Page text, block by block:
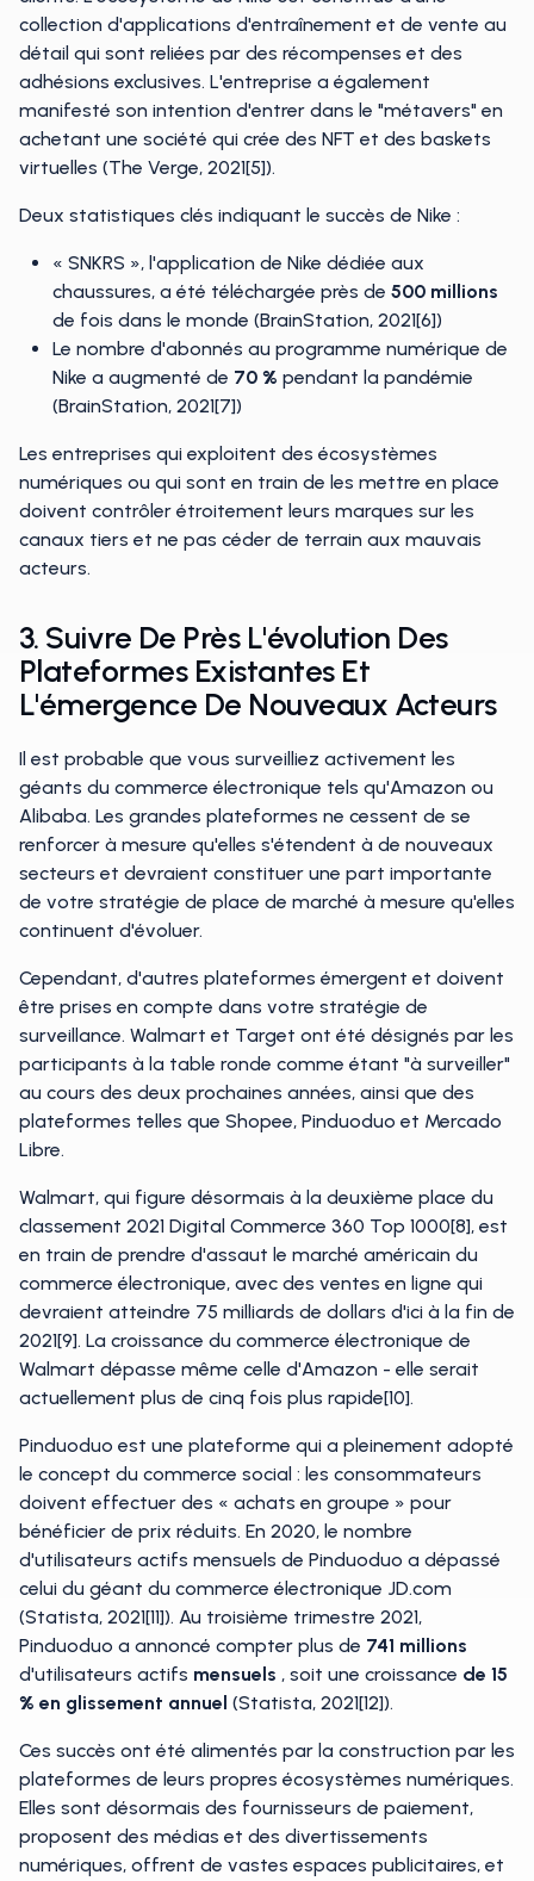
collection d'applications d'entraînement et de vente au
détail qui sont reliées par des récompenses et des
adhésions exclusives. L'entreprise a également
manifesté son intention d'entrer dans le "métavers" en
achetant une société qui crée des NFT et des baskets
virtuelles (The Verge, 2021[5]).
Deux statistiques clés indiquant le succès de Nike :
« SNKRS », l'application de Nike dédiée aux
chaussures, a été téléchargée près de 500 millions
de fois dans le monde (BrainStation, 2021[6])
Le nombre d'abonnés au programme numérique de
Nike a augmenté de 70 % pendant la pandémie
(BrainStation, 2021[7])
Les entreprises qui exploitent des écosystèmes
numériques ou qui sont en train de les mettre en place
doivent contrôler étroitement leurs marques sur les
canaux tiers et ne pas céder de terrain aux mauvais
acteurs.
3. Suivre De Près L'évolution Des
Plateformes Existantes Et
L'émergence De Nouveaux Acteurs
Il est probable que vous surveilliez activement les
géants du commerce électronique tels qu'Amazon ou
Alibaba. Les grandes plateformes ne cessent de se
renforcer à mesure qu'elles s'étendent à de nouveaux
secteurs et devraient constituer une part importante
de votre stratégie de place de marché à mesure qu'elles
continuent d'évoluer.
Cependant, d'autres plateformes émergent et doivent
être prises en compte dans votre stratégie de
surveillance. Walmart et Target ont été désignés par les
participants à la table ronde comme étant "à surveiller"
au cours des deux prochaines années, ainsi que des
plateformes telles que Shopee, Pinduoduo et Mercado
Libre.
Walmart, qui figure désormais à la deuxième place du
classement 2021 Digital Commerce 360 Top 1000[8], est
en train de prendre d'assaut le marché américain du
commerce électronique, avec des ventes en ligne qui
devraient atteindre 75 milliards de dollars d'ici à la fin de
2021[9]. La croissance du commerce électronique de
Walmart dépasse même celle d'Amazon - elle serait
actuellement plus de cinq fois plus rapide[10].
Pinduoduo est une plateforme qui a pleinement adopté
le concept du commerce social : les consommateurs
doivent effectuer des « achats en groupe » pour
bénéficier de prix réduits. En 2020, le nombre
d'utilisateurs actifs mensuels de Pinduoduo a dépassé
celui du géant du commerce électronique JD.com
(Statista, 2021[11]). Au troisième trimestre 2021,
Pinduoduo a annoncé compter plus de 741 millions
d'utilisateurs actifs mensuels , soit une croissance de 15
% en glissement annuel (Statista, 2021[12]).
Ces succès ont été alimentés par la construction par les
plateformes de leurs propres écosystèmes numériques.
Elles sont désormais des fournisseurs de paiement,
proposent des médias et des divertissements
numériques, offrent de vastes espaces publicitaires, et